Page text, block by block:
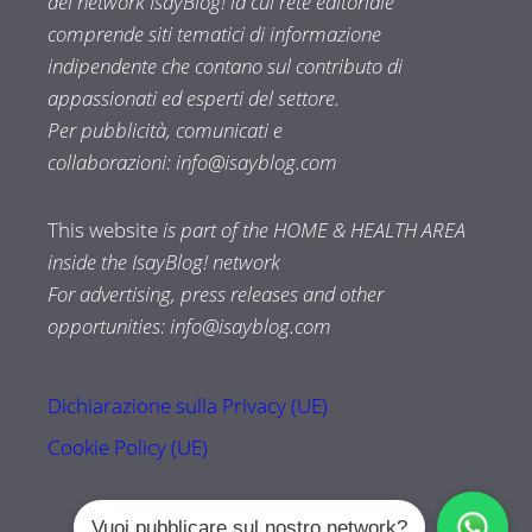
comprende siti tematici di informazione
indipendente che contano sul contributo di
appassionati ed esperti del settore.
Per pubblicità, comunicati e
collaborazioni:info@isayblog.com
This websiteis part of the HOME & HEALTH AREA
inside the IsayBlog! network
For advertising, press releases and other
opportunities:info@isayblog.com
Dichiarazione sulla Privacy (UE)
Cookie Policy (UE)
Vuoi pubblicare sul nostro network?